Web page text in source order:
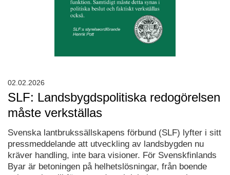
SLF: Landsbygdspolitiska redogörelsen
måste verkställas
Svenska lantbrukssällskapens förbund (SLF) lyfter i sitt
pressmeddelande att utveckling av landsbygden nu
kräver handling, inte bara visioner. För Svenskfinlands
Byar är betoningen på helhetslösningar, från boende
02.02.2026